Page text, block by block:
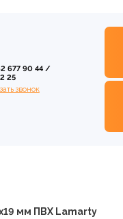
677 90 44/
25
звонок
мм ПВХ Lamarty